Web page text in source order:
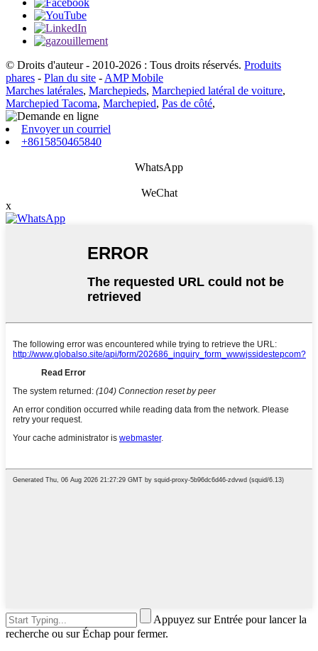
© Droits d'auteur - 2010-2026 : Tous droits réservés. Produits
phares - Plan du site -AMP Mobile
Marches latérales, Marchepieds, Marchepied latéral de voiture,
Marchepied Tacoma, Marchepied, Pas de côté,
Envoyer un courriel
+8615850465840
WhatsApp
WeChat
x
Appuyez sur Entrée pour lancer la
recherche ou sur Échap pour fermer.